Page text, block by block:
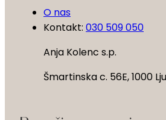
O nas
Kontakt: 030 509 050
Anja Kolenc s.p.
Šmartinska c. 56E, 1000